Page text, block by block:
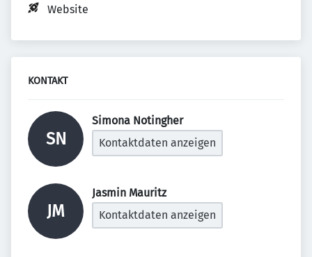
Website
KONTAKT
SN
Simona Notingher
Kontaktdaten anzeigen
JM
Jasmin Mauritz
Kontaktdaten anzeigen